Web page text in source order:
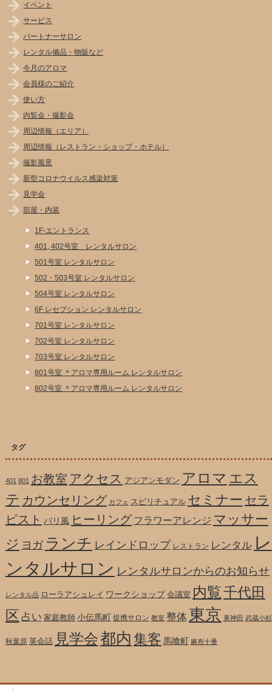
イベント
サービス
パートナーサロン
レンタル備品・物販など
今月のアロマ
会員様のご紹介
使い方
内覧会・撮影会
周辺情報（エリア）
周辺情報（レストラン・ショップ・ホテル）
撮影風景
新型コロナウイルス感染対策
見学会
部屋・内装
1F-エントランス
401, 402号室 レンタルサロン
501号室 レンタルサロン
502・503号室 レンタルサロン
504号室 レンタルサロン
6F レセプション レンタルサロン
701号室 レンタルサロン
702号室 レンタルサロン
703号室 レンタルサロン
801号室 ＊アロマ専用ルーム レンタルサロン
802号室 ＊アロマ専用ルーム レンタルサロン
タグ
401 801 お教室 アクセス アジアンモダン アロマ エス
テ カウンセリング カフェ スピリチュアル セミナー セラ
ピスト バリ風 ヒーリング フラワーアレンジ マッサー
ジ ヨガ ランチ レインドロップ レストラン レンタル レ
ンタルサロン レンタルサロンからのお知らせ
レンタル品 ローラアシュレイ ワークショップ 会議室 内覧千代田
区 占い 家庭教師 小伝馬町 提携サロン 教室 整体 東京 東神田 武蔵小杉
秋葉原 英会話 見学会都内 集客 馬喰町 麻布十番